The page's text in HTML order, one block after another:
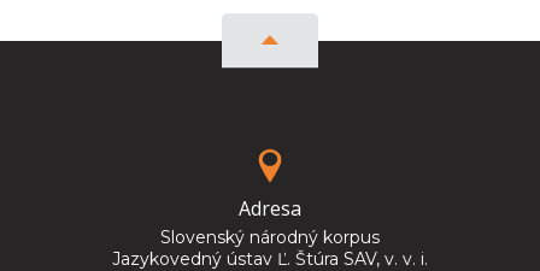
Adresa
Slovenský národný korpus
Jazykovedný ústav Ľ. Štúra SAV, v. v. i.